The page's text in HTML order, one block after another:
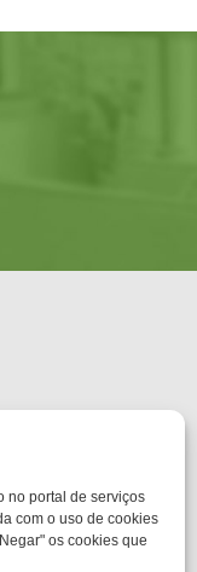
no portal de serviços
com o uso de cookies
os cookies que